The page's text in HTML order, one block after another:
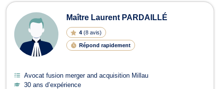
Maître Laurent PARDAILLÉ
4 (8 avis)
Répond rapidement
Avocat fusion merger and acquisition Millau
30 ans d’expérience